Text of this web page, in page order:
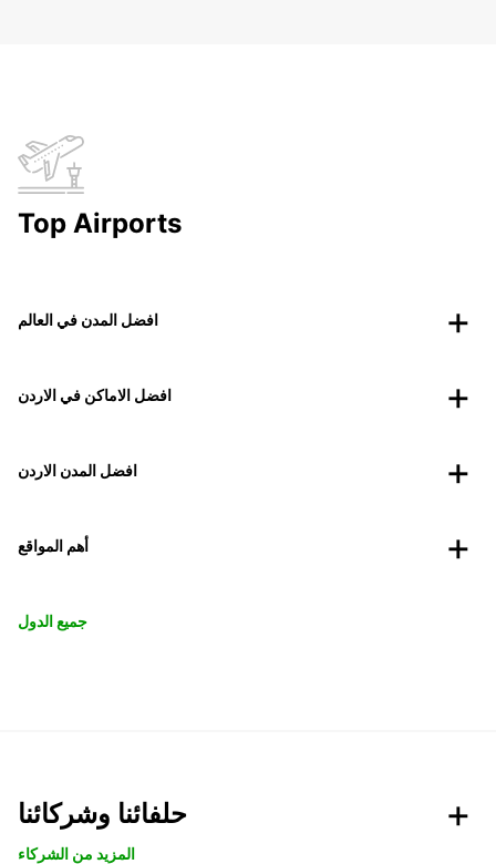
Top Airports
افضل المدن في العالم
افضل الاماكن في الاردن
افضل المدن الاردن
أهم المواقع
جميع الدول
حلفائنا وشركائنا
المزيد من الشركاء